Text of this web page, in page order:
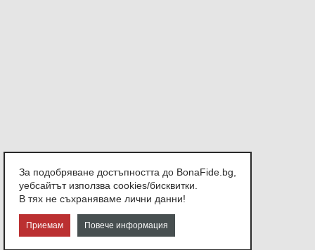
За подобряване достъпността до BonaFide.bg,
уебсайтът използва cookies/бисквитки.
В тях не съхраняваме лични данни!
Приемам Повече информация